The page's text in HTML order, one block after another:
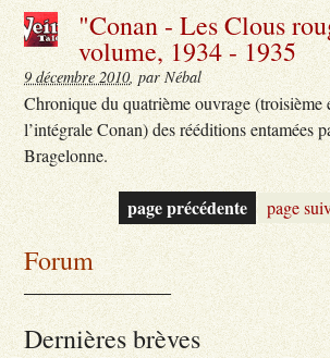
"Conan - Les Clous
volume, 1934 - 1935
9 décembre 2010, par Nébal
Chronique du quatrième ouvrage (troisième
l’intégrale Conan) des rééditions entamées
Bragelonne.
page précédente page
Forum
_______________
Dernières brèves